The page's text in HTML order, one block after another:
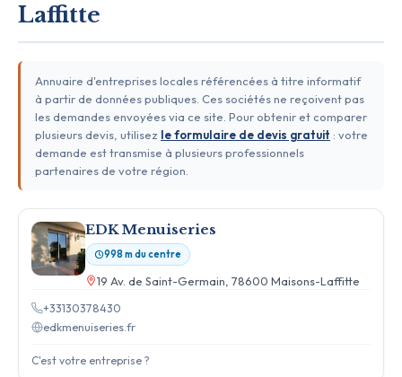
Laffitte
Annuaire d'entreprises locales référencées à titre informatif
à partir de données publiques. Ces sociétés ne reçoivent pas
les demandes envoyées via ce site. Pour obtenir et comparer
plusieurs devis, utilisez le formulaire de devis gratuit : votre
demande est transmise à plusieurs professionnels
partenaires de votre région.
EDK Menuiseries
998 m du centre
19 Av. de Saint-Germain, 78600 Maisons-Laffitte
+33130378430
edkmenuiseries.fr
C'est votre entreprise ?